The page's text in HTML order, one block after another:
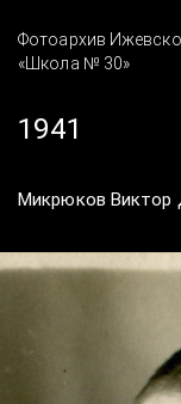
Фотоархив
«Школа № 30»
1941
Микрюков Виктор